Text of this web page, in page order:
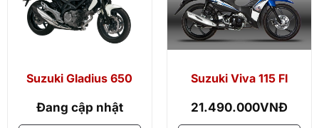
Suzuki Gladius 650
Đang cập nhật
Suzuki Viva 115 FI
21.490.000VNĐ